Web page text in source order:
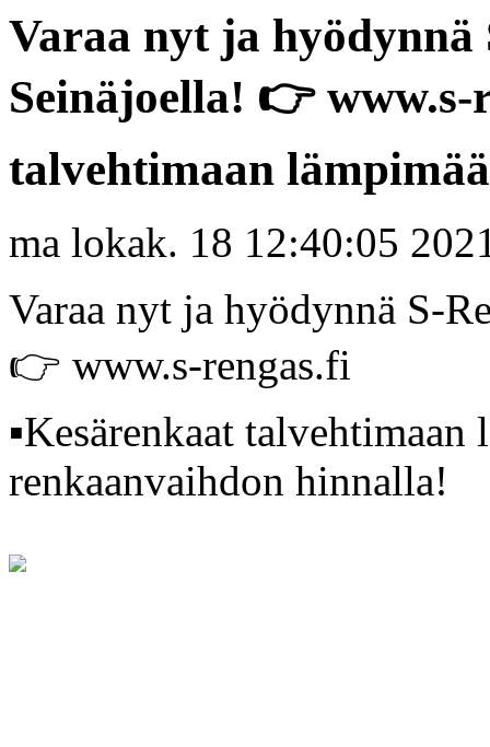
Varaa nyt ja hyödynnä
Seinäjoella! 👉 www.s-
talvehtimaan
ma lokak. 18 12:40:05
Varaa nyt ja hyödynnä S-
👉 www.s-rengas.fi
▪️Kesärenkaat
renkaanvaihdon hinnalla!